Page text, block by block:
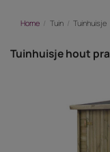
Home Tuin Tuinhuisje
Tuinhuisje hout